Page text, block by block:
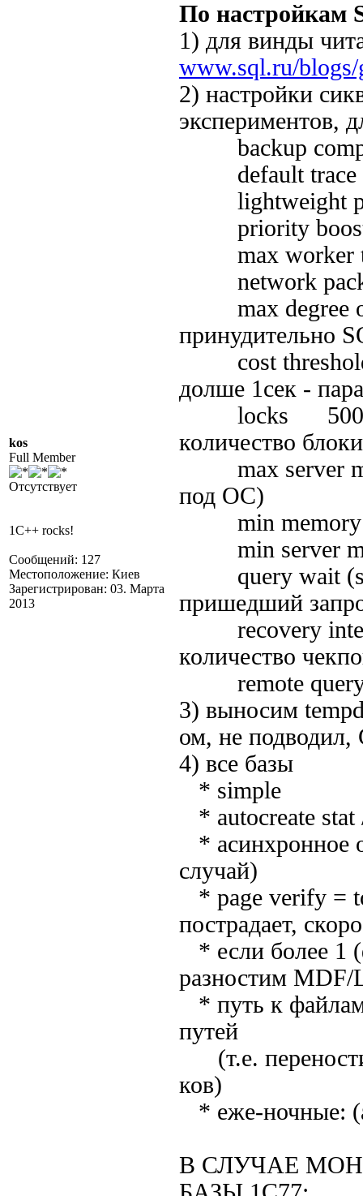
kos
Full Member
Отсутствует
1C++ rocks!
Сообщений: 127
Местоположение: Киев
Зарегистрирован: 03. Марта
2013
По настройкам
1) для винды
www.sql.ru/blogs/
2) настройки
экспериментов,
backup
default trace
lightweight
priority
max worker
network
max degree
принудительно
cost threshold
долше 1сек -
locks 50000
количество
max server
под ОС)
min memory
min server
query wait (s)
пришедший
recovery
количество
remote
3) выносим
ом, не подводил,
4) все базы
* simple
* autocreate stat
* асинхронное
случай)
* page verify =
пострадает,
* если более 1
разностим MDF/
* путь к
путей
(т.е.
ков)
* еже-ночные:
В СЛУЧАЕ